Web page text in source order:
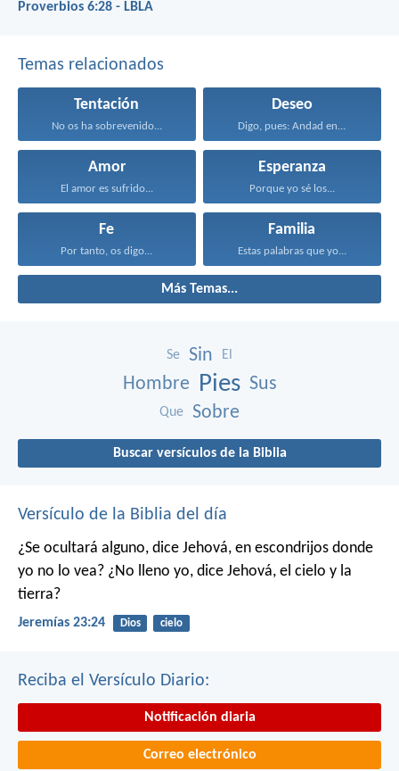
Proverbios 6:28 - LBLA
Temas relacionados
Tentación
No os ha sobrevenido...
Deseo
Digo, pues: Andad en...
Amor
El amor es sufrido...
Esperanza
Porque yo sé los...
Fe
Por tanto, os digo...
Familia
Estas palabras que yo...
Más Temas...
Se Sin El
Hombre Pies Sus
Que Sobre
Buscar versículos de la Biblia
Versículo de la Biblia del día
¿Se ocultará alguno, dice Jehová, en escondrijos donde
yo no lo vea? ¿No lleno yo, dice Jehová, el cielo y la
tierra?
Jeremías 23:24 Dios cielo
Reciba el Versículo Diario:
Notificación diaria
Correo electrónico